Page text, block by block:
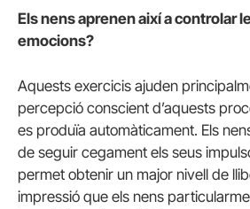
Els nens aprenen així a controlar
emocions?
Aquests exercicis ajuden
percepció conscient d’aquests
es produïa automàticament. Els
de seguir cegament els seus
permet obtenir un major nivell de
impressió que els nens